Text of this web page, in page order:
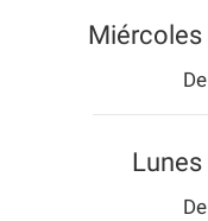
Miércoles
De
Lunes
De